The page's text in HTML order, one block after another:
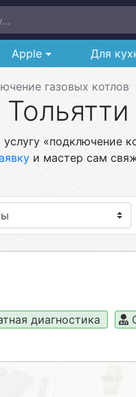
Apple Для
газовых котлов
«подключение
и мастер сам
диагностика